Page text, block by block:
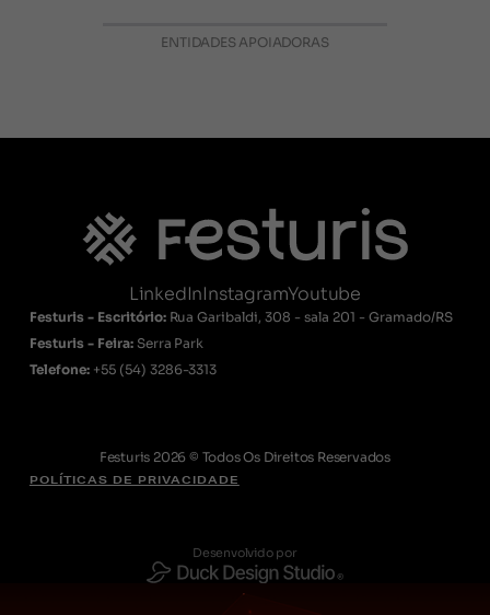
ENTIDADES APOIADORAS
LinkedInInstagramYoutube
Festuris - Escritório: Rua Garibaldi, 308 - sala 201 - Gramado/RS
Festuris - Feira: Serra Park
Telefone: +55 (54) 3286-3313
Festuris 2026 © Todos Os Direitos Reservados
POLÍTICAS DE PRIVACIDADE
Desenvolvido por